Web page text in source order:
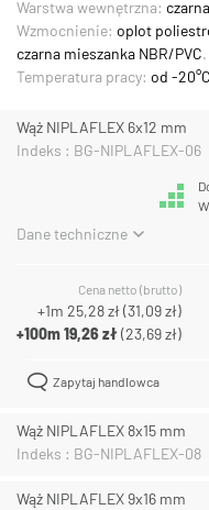
Warstwa wewnętrzna:
Wzmocnienie: oplot
czarna mieszanka NBR/PVC
Temperatura pracy: od -
Wąż NIPLAFLEX 6x12 mm
Indeks : BG-NIPLAFLEX-06
Dane techniczne
Cena netto (brutto)
+1m 25,28 zł(31,09 zł)
+100m19,26 zł(23,69 zł)
Zapytaj handlowca
Wąż NIPLAFLEX 8x15 mm
Indeks : BG-NIPLAFLEX-08
Wąż NIPLAFLEX 9x16 mm